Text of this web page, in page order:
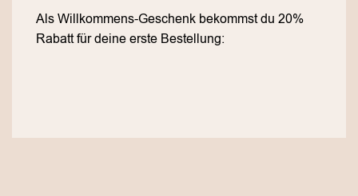
Als Willkommens-Geschenk bekommst du 20%
Rabatt für deine erste Bestellung: